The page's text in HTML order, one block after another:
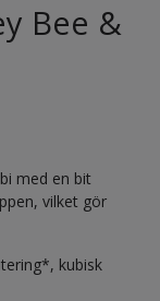
Bee &
med en bit
vilket gör
kubisk